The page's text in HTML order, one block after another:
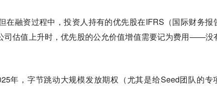
在融资过程中，投资人持有的优先股在IFRS（国际财务报
司估值上升时，优先股的公允价值增值需要记为费用——没
年，字节跳动大规模发放期权（尤其是给Seed团队的专